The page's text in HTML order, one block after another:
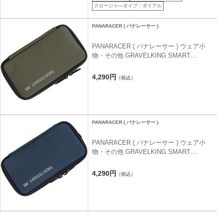
クロージャ―タイプ：ダイアル
PANARACER ( パナレーサー )
PANARACER ( パナレーサー ) ウェア小
物・その他 GRAVELKING SMART
) カーキ
4,290円 （税込）
PANARACER ( パナレーサー )
PANARACER ( パナレーサー ) ウェア小
物・その他 GRAVELKING SMART
) ネイビー
4,290円 （税込）